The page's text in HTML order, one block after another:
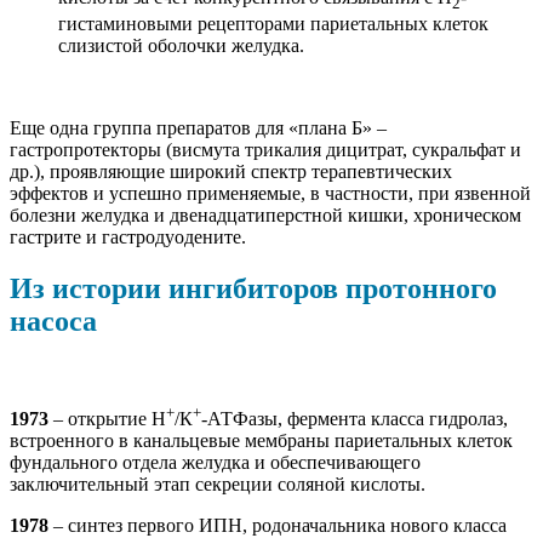
гистаминовыми рецепторами париетальных клеток
слизистой оболочки желудка.
Еще одна группа препаратов для «плана Б» –
гастропротекторы (висмута трикалия дицитрат, сукральфат и
др.), проявляющие широкий спектр терапевтических
эффектов и успешно применяемые, в частности, при язвенной
болезни желудка и двенадцатиперстной кишки, хроническом
гастрите и гастродуодените.
Из истории ингибиторов протонного
насоса
1973 – открытие Н+/К+-АТФазы, фермента класса гидролаз,
встроенного в канальцевые мембраны париетальных клеток
фундального отдела желудка и обеспечивающего
заключительный этап секреции соляной кислоты.
1978 – синтез первого ИПН, родоначальника нового класса